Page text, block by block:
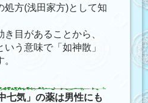
処方(浅田家方)として知
目があることから、
いう意味で「如神散」
七気」の薬は男性にも